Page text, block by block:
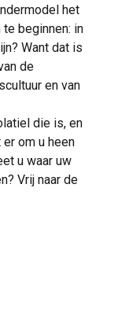
het
beginnen: in
Want dat is
de
en van
die is, en
om u heen
u waar uw
Vrij naar de